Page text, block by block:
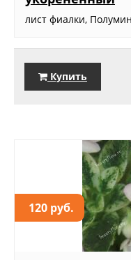
лист фиалки,
Купить
120 руб.